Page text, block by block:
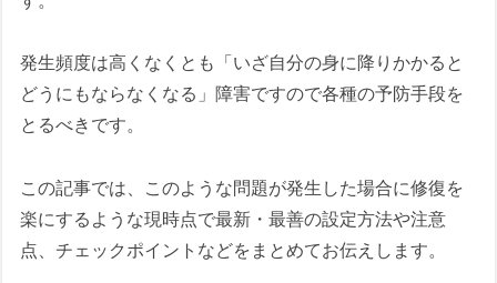
発生頻度は高くなくとも「いざ自分の身に降りかかると
どうにもならなくなる」障害ですので各種の予防手段を
とるべきです。
この記事では、このような問題が発生した場合に修復を
楽にするような現時点で最新・最善の設定方法や注意
点、チェックポイントなどをまとめてお伝えします。